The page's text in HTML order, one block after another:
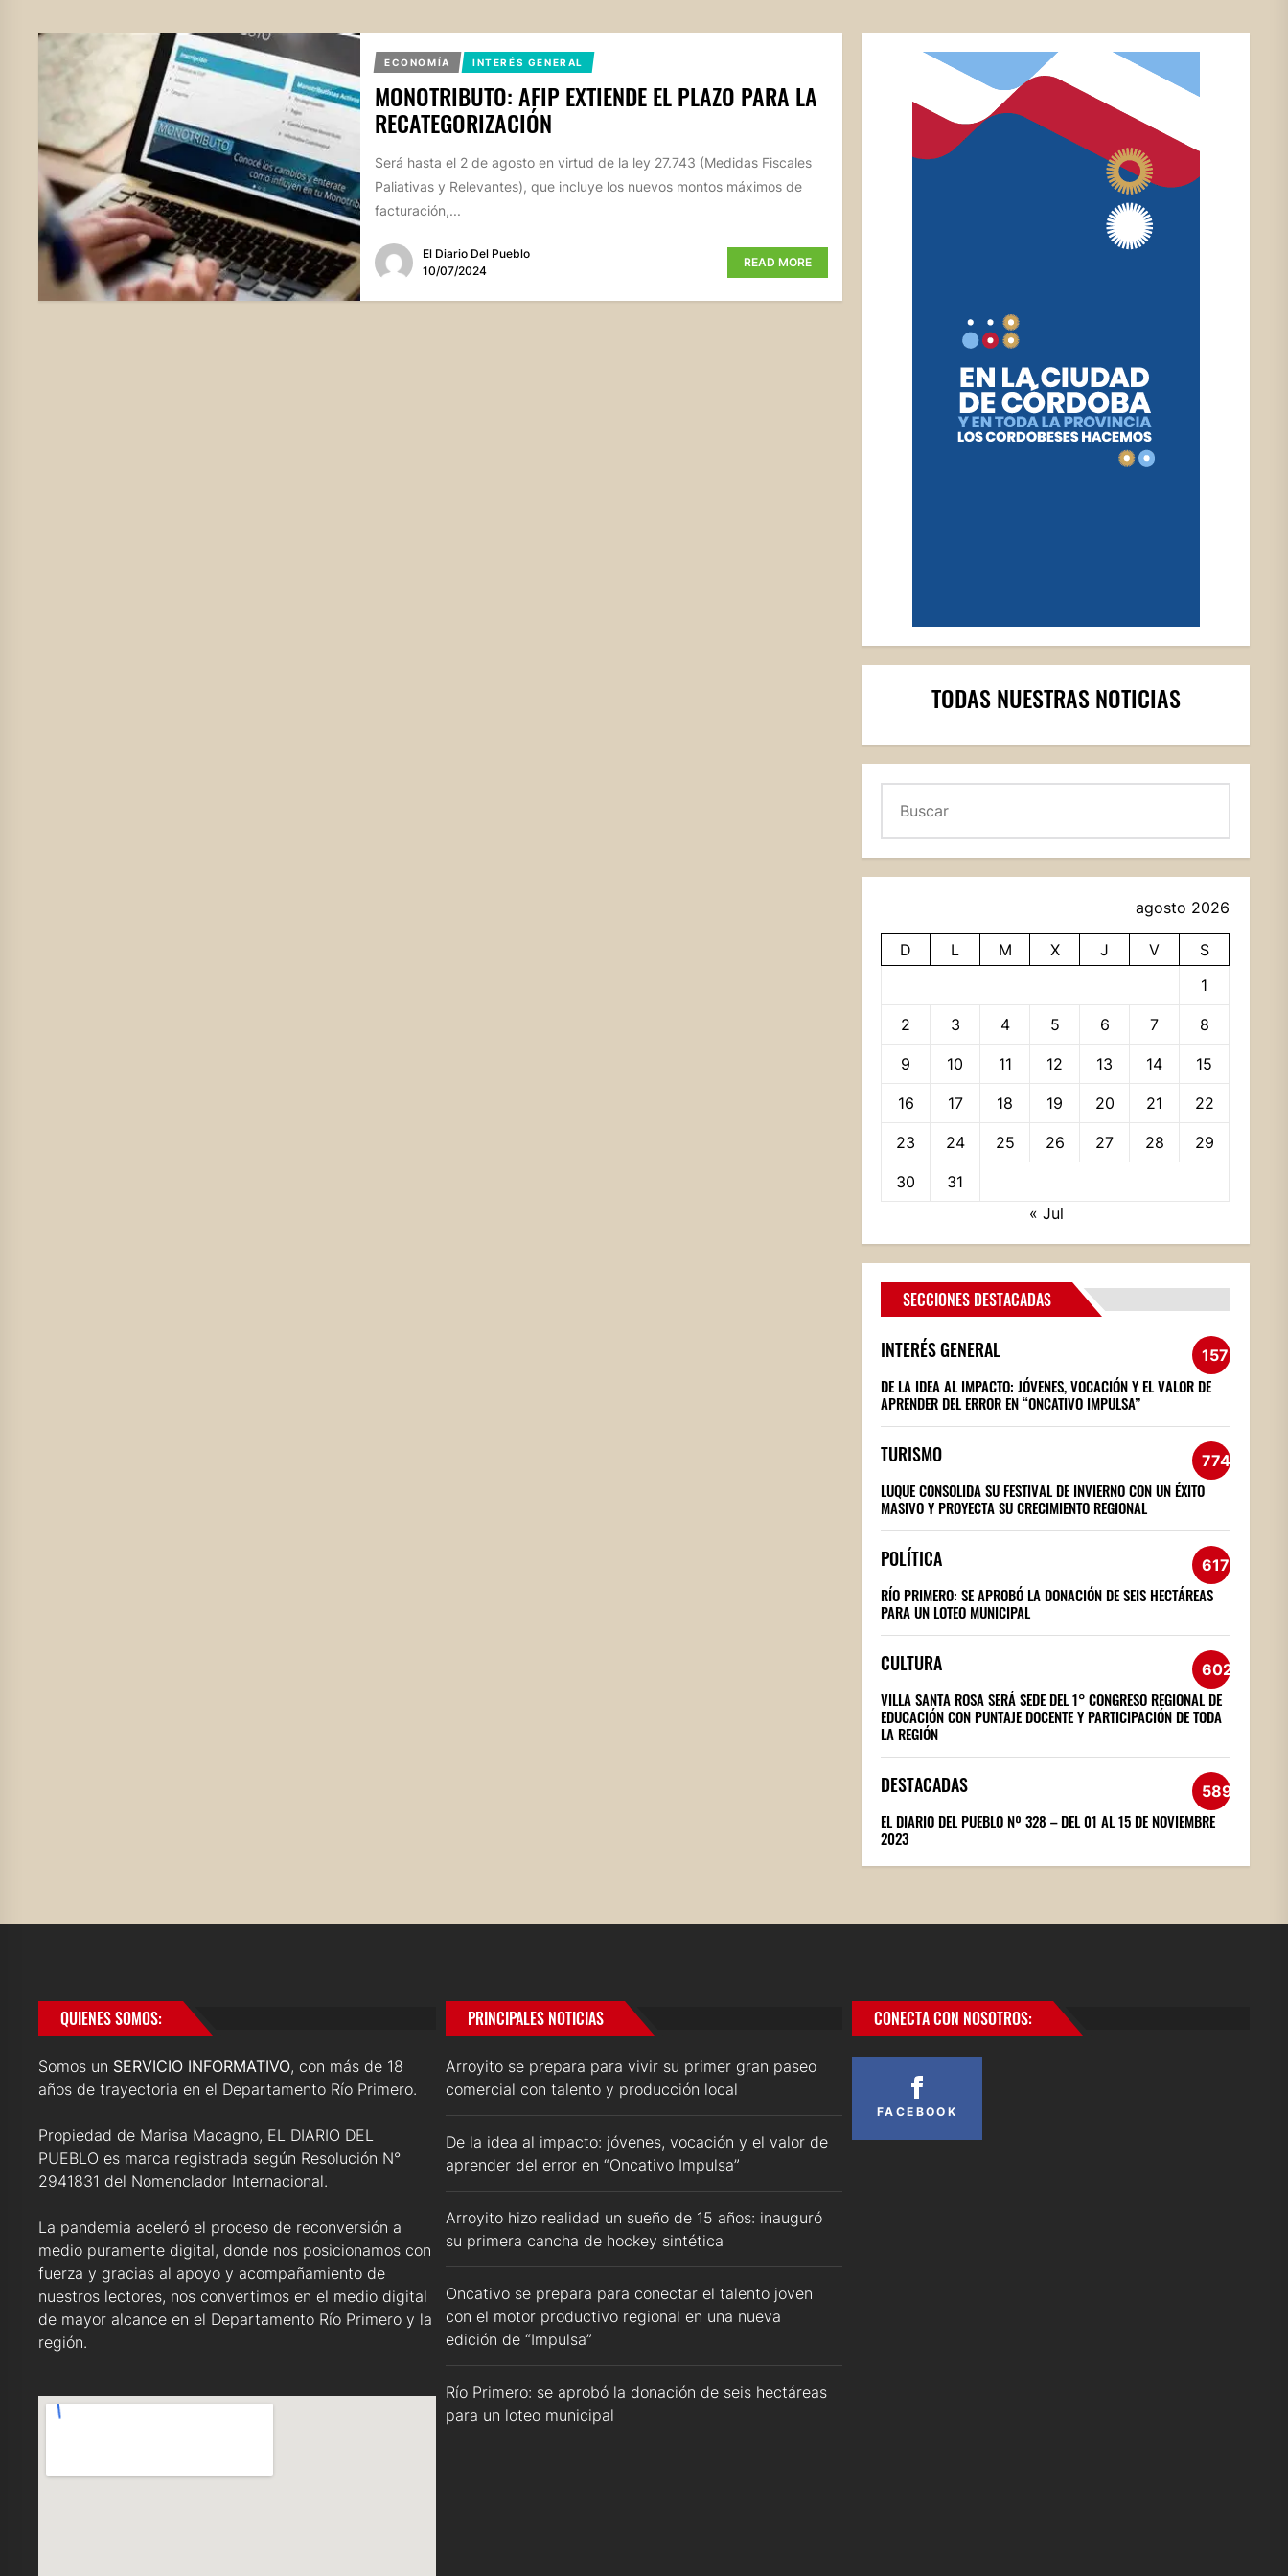
ECONOMÍA INTERÉS GENERAL
MONOTRIBUTO: AFIP EXTIENDE EL PLAZO PARA LA
RECATEGORIZACIÓN
Será hasta el 2 de agosto en virtud de la ley 27.743 (Medidas Fiscales
Paliativas y Relevantes), que incluye los nuevos montos máximos de
facturación,...
El Diario Del Pueblo
10/07/2024
READ MORE
TODAS NUESTRAS NOTICIAS
agosto 2026
D L M X J V
S
1
2 3 4 5 6 7 8
9 10 11 12 13 14 15
16 17 18 19 20 21 22
23 24 25 26 27 28 29
30
31
« Jul
SECCIONES DESTACADAS
INTERÉS GENERAL 1572
DE LA IDEA AL IMPACTO: JÓVENES, VOCACIÓN Y EL VALOR DE
APRENDER DEL ERROR EN “ONCATIVO IMPULSA”
TURISMO 774
LUQUE CONSOLIDA SU FESTIVAL DE INVIERNO CON UN ÉXITO
MASIVO Y PROYECTA SU CRECIMIENTO REGIONAL
POLÍTICA 617
RÍO PRIMERO: SE APROBÓ LA DONACIÓN DE SEIS HECTÁREAS
PARA UN LOTEO MUNICIPAL
CULTURA 602
VILLA SANTA ROSA SERÁ SEDE DEL 1° CONGRESO REGIONAL DE
EDUCACIÓN CON PUNTAJE DOCENTE Y PARTICIPACIÓN DE TODA
LA REGIÓN
DESTACADAS 589
EL DIARIO DEL PUEBLO Nº 328 – DEL 01 AL 15 DE NOVIEMBRE
2023
QUIENES SOMOS:
Somos un SERVICIO INFORMATIVO, con más de 18
años de trayectoria en el Departamento Río Primero.
Propiedad de Marisa Macagno, EL DIARIO DEL
PUEBLO es marca registrada según Resolución N°
2941831 del Nomenclador Internacional.
La pandemia aceleró el proceso de reconversión a
medio puramente digital, donde nos posicionamos con
fuerza y gracias al apoyo y acompañamiento de
nuestros lectores, nos convertimos en el medio digital
de mayor alcance en el Departamento Río Primero y la
región.
PRINCIPALES NOTICIAS
Arroyito se prepara para vivir su primer gran paseo
comercial con talento y producción local
De la idea al impacto: jóvenes, vocación y el valor de
aprender del error en “Oncativo Impulsa”
Arroyito hizo realidad un sueño de 15 años: inauguró
su primera cancha de hockey sintética
Oncativo se prepara para conectar el talento joven
con el motor productivo regional en una nueva
edición de “Impulsa”
Río Primero: se aprobó la donación de seis hectáreas
para un loteo municipal
CONECTA CON NOSOTROS:
FACEBOOK